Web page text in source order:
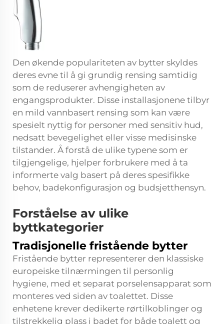
Den økende populariteten av bytter skyldes
deres evne til å gi grundig rensing samtidig
som de reduserer avhengigheten av
engangsprodukter. Disse installasjonene tilbyr
en mild vannbasert rensing som kan være
spesielt nyttig for personer med sensitiv hud,
nedsatt bevegelighet eller visse medisinske
tilstander. Å forstå de ulike typene som er
tilgjengelige, hjelper forbrukere med å ta
informerte valg basert på deres spesifikke
behov, badekonfigurasjon og budsjetthensyn.
Forståelse av ulike
byttkategorier
Tradisjonelle fristående bytter
Fristående bytter representerer den klassiske
europeiske tilnærmingen til personlig
hygiene, med et separat porselensapparat som
monteres ved siden av toalettet. Disse
enhetene krever dedikerte rørtilkoblinger og
tilstrekkelig plass i badet for både toalett og